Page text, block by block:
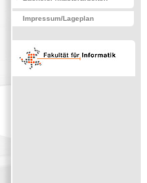
Impressum/Lageplan